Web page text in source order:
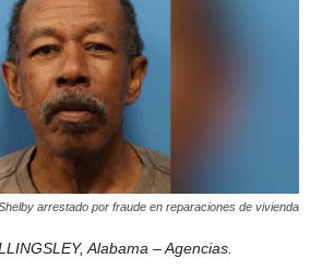
arrestado por fraude en reparaciones de vivienda
Alabama – Agencias.